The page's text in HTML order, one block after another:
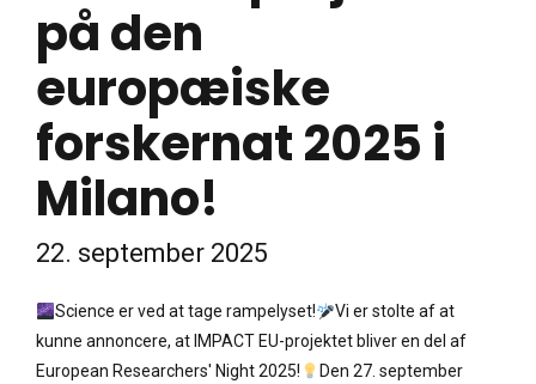
på den
europæiske
forskernat 2025 i
Milano!
22. september 2025
Science er ved at tage rampelyset!
Vi er stolte af at
kunne annoncere, at IMPACT EU-projektet bliver en del af
European Researchers' Night 2025!
Den 27. september